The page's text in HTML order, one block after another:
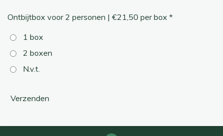
Ontbijtbox voor 2 personen | €21,50 per box *
1 box
2 boxen
N.v.t.
Verzenden